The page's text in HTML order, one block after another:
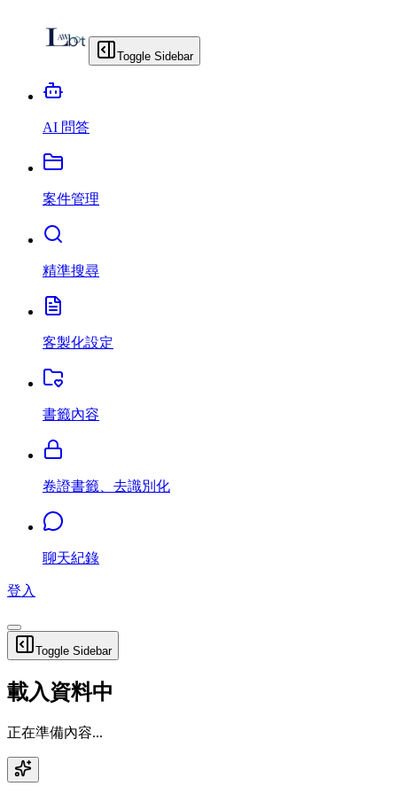
Toggle Sidebar
AI 問答
案件管理
精準搜尋
客製化設定
書籤內容
卷證書籤、去識別化
聊天紀錄
登入
Toggle Sidebar
載入資料中
正在準備內容...